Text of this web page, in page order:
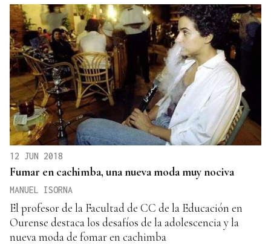
12 JUN 2018
Fumar en cachimba, una nueva moda muy nociva
MANUEL ISORNA
El profesor de la Facultad de CC de la Educación en
Ourense destaca los desafíos de la adolescencia y la
nueva moda de fomar en cachimba